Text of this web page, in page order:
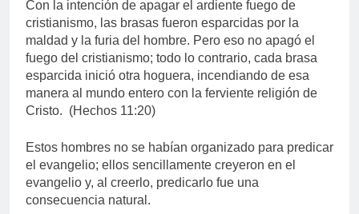
Con la intención de apagar el ardiente fuego de
cristianismo, las brasas fueron esparcidas por la
maldad y la furia del hombre. Pero eso no apagó el
fuego del cristianismo; todo lo contrario, cada brasa
esparcida inició otra hoguera, incendiando de esa
manera al mundo entero con la ferviente religión de
Cristo. (Hechos 11:20)
Estos hombres no se habían organizado para predicar
el evangelio; ellos sencillamente creyeron en el
evangelio y, al creerlo, predicarlo fue una
consecuencia natural.